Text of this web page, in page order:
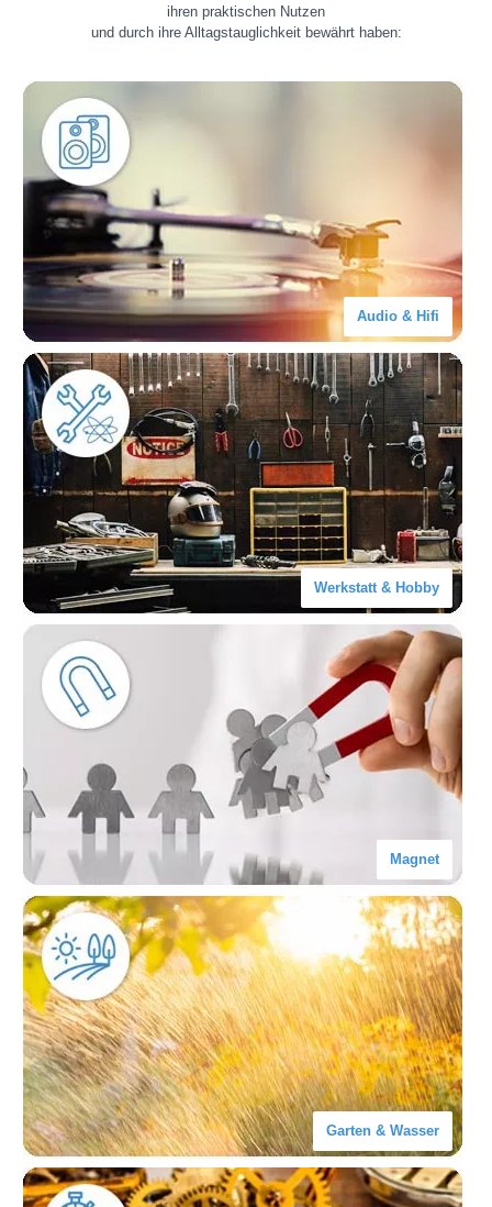
ihren praktischen Nutzen
und durch ihre Alltagstauglichkeit bewährt haben:
Audio & Hifi
Werkstatt & Hobby
Magnet
Garten & Wasser